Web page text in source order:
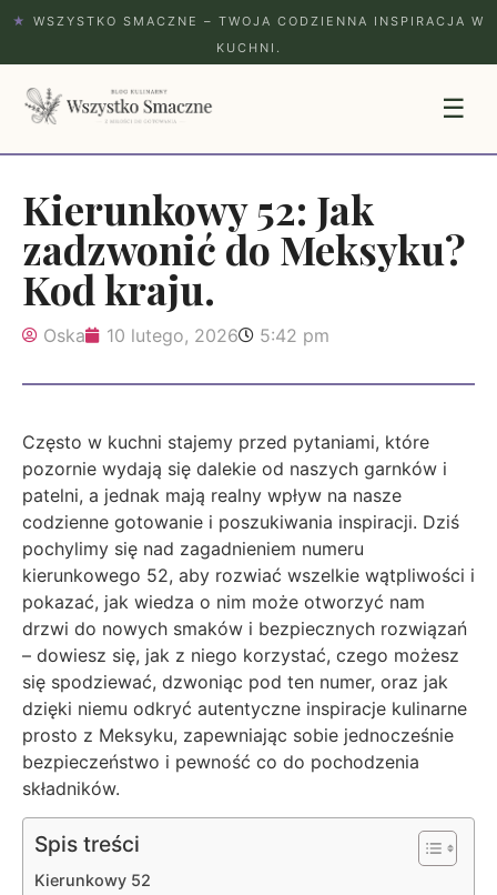
★
WSZYSTKO SMACZNE – TWOJA CODZIENNA INSPIRACJA W
KUCHNI.
☰
Kierunkowy 52: Jak
zadzwonić do Meksyku?
Kod kraju.
Oska 10 lutego, 2026 5:42 pm
Często w kuchni stajemy przed pytaniami, które
pozornie wydają się dalekie od naszych garnków i
patelni, a jednak mają realny wpływ na nasze
codzienne gotowanie i poszukiwania inspiracji. Dziś
pochylimy się nad zagadnieniem numeru
kierunkowego 52, aby rozwiać wszelkie wątpliwości i
pokazać, jak wiedza o nim może otworzyć nam
drzwi do nowych smaków i bezpiecznych rozwiązań
– dowiesz się, jak z niego korzystać, czego możesz
się spodziewać, dzwoniąc pod ten numer, oraz jak
dzięki niemu odkryć autentyczne inspiracje kulinarne
prosto z Meksyku, zapewniając sobie jednocześnie
bezpieczeństwo i pewność co do pochodzenia
składników.
Spis treści
Kierunkowy 52